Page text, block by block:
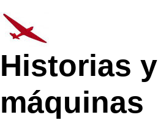
al
contenido
Historias y
máquinas